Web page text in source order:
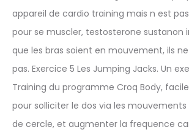
appareil de cardio training mais n est
pour se muscler, testosterone sustanon
que les bras soient en mouvement, ils
pas. Exercice 5 Les Jumping Jacks. Un
Training du programme Croq Body,
pour solliciter le dos via les
de cercle, et augmenter la frequence